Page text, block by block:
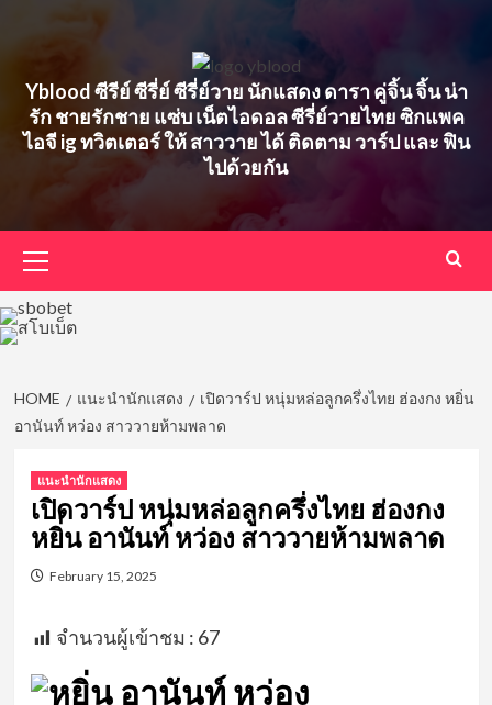
Yblood ซีรีย์ ซีรี่ย์ ซีรี่ย์วาย นักแสดง ดารา คู่จิ้น จิ้น น่า
รัก ชายรักชาย แซ่บ เน็ตไอดอล ซีรี่ย์วายไทย ซิกแพค
ไอจี ig ทวิตเตอร์ ให้ สาววาย ได้ ติดตาม วาร์ป และ ฟิน
ไปด้วยกัน
Menu
HOME แนะนำนักแสดง
เปิดวาร์ป หนุ่มหล่อลูกครึ่งไทย ฮ่องกง หยิ่น
อานันท์ หว่อง สาววายห้ามพลาด
แนะนำนักแสดง
เปิดวาร์ป หนุ่มหล่อลูกครึ่งไทย ฮ่องกง
หยิ่น อานันท์ หว่อง สาววายห้ามพลาด
February 15, 2025
จำนวนผู้เข้าชม : 67